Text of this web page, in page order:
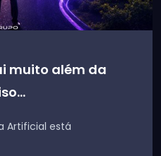
muito além da
Artificial está